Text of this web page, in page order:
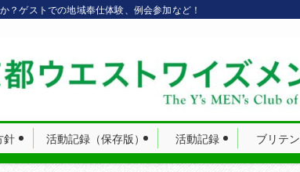
ゲストでの地域奉仕体験、例会参加など！
針 活動記録（保存版） 活動記録 ブリテン